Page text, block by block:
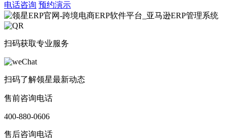
电话咨询 预约演示
扫码获取专业服务
扫码了解领星最新动态
售前咨询电话
400-880-0606
售后咨询电话